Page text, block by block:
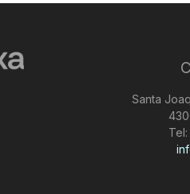
Santa
Tel: